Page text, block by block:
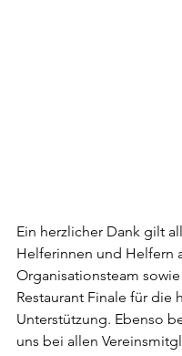
Ein herzlicher Dank gilt
Helferinnen und Helfern
Organisationsteam
Restaurant Finale für die
Unterstützung. Ebenso
uns bei allen